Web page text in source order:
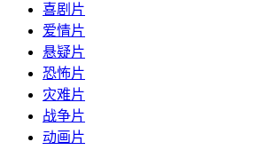
喜剧片
爱情片
悬疑片
恐怖片
灾难片
战争片
动画片